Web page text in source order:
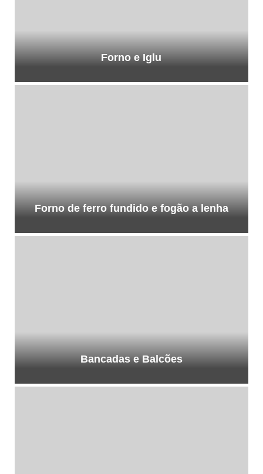
Forno e Iglu
Forno de ferro fundido e fogão a lenha
Bancadas e Balcões